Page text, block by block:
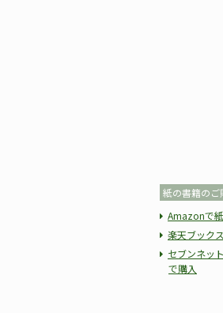
紙の書籍のご
Amazonで
楽天ブック
セブンネッ
で購入